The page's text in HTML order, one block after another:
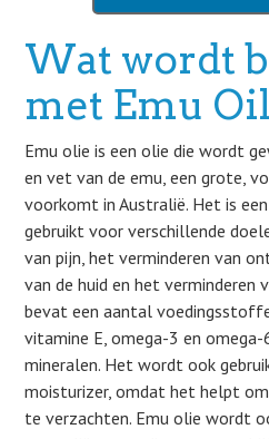
Wat wordt
met Emu
Emu olie is een olie die wordt
en vet van de emu, een grote,
voorkomt in Australië. Het is
gebruikt voor verschillende
van pijn, het verminderen van
van de huid en het verminderen
bevat een aantal
vitamine E, omega-3 en
mineralen. Het wordt ook
moisturizer, omdat het helpt
te verzachten. Emu olie wordt